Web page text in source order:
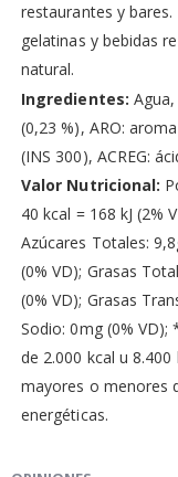
restaurantes y
gelatinas y bebidas
natural.
Ingredientes:
(0,23 %), ARO:
(INS 300), ACREG:
Valor Nutricional:
40 kcal = 168 kJ (2%
Azúcares Totales:
(0% VD); Grasas
(0% VD); Grasas
Sodio: 0mg (0%
de 2.000 kcal u
mayores o menores
energéticas.